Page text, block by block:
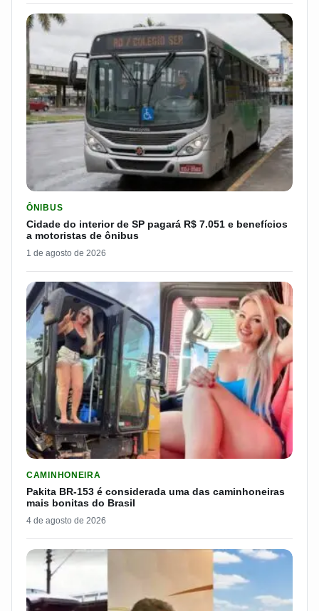
ÔNIBUS
Cidade do interior de SP pagará R$ 7.051 e benefícios
a motoristas de ônibus
1 de agosto de 2026
CAMINHONEIRA
Pakita BR-153 é considerada uma das caminhoneiras
mais bonitas do Brasil
4 de agosto de 2026